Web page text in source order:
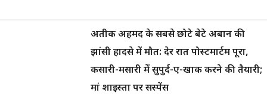
अतीक अहमद के सबसे छोटे बेटे अबान की
झांसी हादसे में मौत: देर रात पोस्टमार्टम पूरा,
कसारी-मसारी में सुपुर्द-ए-खाक करने की तैयारी;
मां शाइस्ता पर सस्पेंस